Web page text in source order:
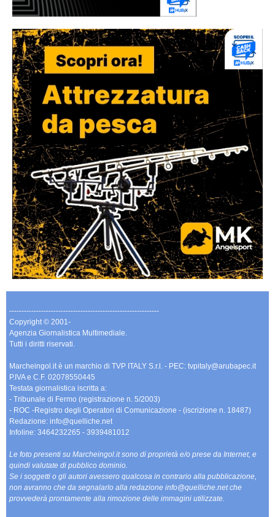
-------------------------------------------------------------
Copyright © 2001-
Agenzia Giornalistica Multimediale.
Tutti i diritti riservati.
Marcheingol.it è un marchio di TVP ITALY S.r.l. - PEC: tvpitaly@arubapec.it
P.IVA e C.F. 02078550445
Testata giornalistica iscritta a:
- Tribunale di Fermo (registrazione n. 5/2003)
- ROC -Registro degli Operatori di Comunicazione - (iscrizione n. 18487)
Redazione: info@quelliche.net
Infoline: 3464232265 - 3939481012
Le foto presenti su Marcheingol.it sono di proprietà e/o prese da Internet, e
quindi valutate di pubblico dominio.
Se i soggetti o gli autori avessero qualcosa in contrario alla pubblicazione,
non avranno che da segnalarlo alla redazione info@quelliche.net che
provvederà prontamente alla rimozione delle immagini utilizzate.